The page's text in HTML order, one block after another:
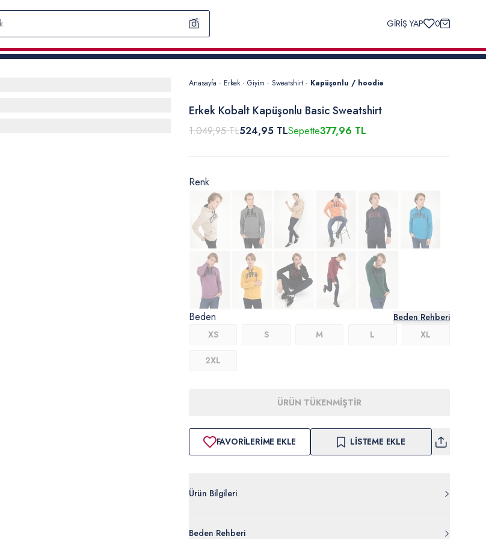
GİRİŞ YAP 0
Anasayfa · Erkek · Giyim · Sweatshirt · Kapüşonlu / hoodie
Erkek Kobalt Kapüşonlu Basic Sweatshirt
1.049,95 TL524,95 TLSepette377,96 TL
Beden
Beden Rehberi
XS
S M L XL
2XL
Renk
ÜRÜN TÜKENMİŞTİR
FAVORILERIME EKLE LISTEME EKLE
Ürün Bilgileri
Beden Rehberi